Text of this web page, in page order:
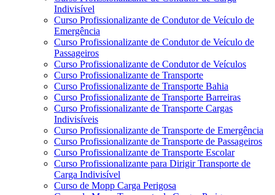
Indivisível
Curso Profissionalizante de Condutor de Veículo de
Emergência
Curso Profissionalizante de Condutor de Veículo de
Passageiros
Curso Profissionalizante de Condutor de Veículos
Curso Profissionalizante de Transporte
Curso Profissionalizante de Transporte Bahia
Curso Profissionalizante de Transporte Barreiras
Curso Profissionalizante de Transporte Cargas
Indivisíveis
Curso Profissionalizante de Transporte de Emergência
Curso Profissionalizante de Transporte de Passageiros
Curso Profissionalizante de Transporte Escolar
Curso Profissionalizante para Dirigir Transporte de
Carga Indivisível
Curso de Mopp Carga Perigosa